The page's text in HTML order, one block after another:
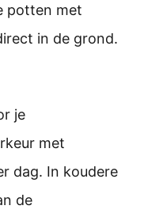
potten met
in de grond.
je
met
dag. In koudere
de